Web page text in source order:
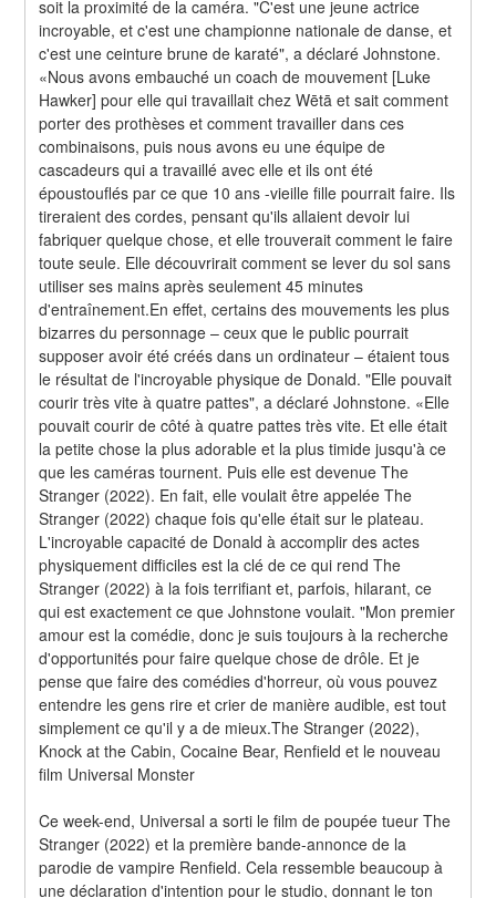
soit la proximité de la caméra. "C'est une jeune actrice
incroyable, et c'est une championne nationale de danse, et
c'est une ceinture brune de karaté", a déclaré Johnstone.
«Nous avons embauché un coach de mouvement [Luke
Hawker] pour elle qui travaillait chez Wētā et sait comment
porter des prothèses et comment travailler dans ces
combinaisons, puis nous avons eu une équipe de
cascadeurs qui a travaillé avec elle et ils ont été
époustouflés par ce que 10 ans -vieille fille pourrait faire. Ils
tireraient des cordes, pensant qu'ils allaient devoir lui
fabriquer quelque chose, et elle trouverait comment le faire
toute seule. Elle découvrirait comment se lever du sol sans
utiliser ses mains après seulement 45 minutes
d'entraînement.En effet, certains des mouvements les plus
bizarres du personnage – ceux que le public pourrait
supposer avoir été créés dans un ordinateur – étaient tous
le résultat de l'incroyable physique de Donald. "Elle pouvait
courir très vite à quatre pattes", a déclaré Johnstone. «Elle
pouvait courir de côté à quatre pattes très vite. Et elle était
la petite chose la plus adorable et la plus timide jusqu'à ce
que les caméras tournent. Puis elle est devenue The
Stranger (2022). En fait, elle voulait être appelée The
Stranger (2022) chaque fois qu'elle était sur le plateau.
L'incroyable capacité de Donald à accomplir des actes
physiquement difficiles est la clé de ce qui rend The
Stranger (2022) à la fois terrifiant et, parfois, hilarant, ce
qui est exactement ce que Johnstone voulait. "Mon premier
amour est la comédie, donc je suis toujours à la recherche
d'opportunités pour faire quelque chose de drôle. Et je
pense que faire des comédies d'horreur, où vous pouvez
entendre les gens rire et crier de manière audible, est tout
simplement ce qu'il y a de mieux.The Stranger (2022),
Knock at the Cabin, Cocaine Bear, Renfield et le nouveau
film Universal Monster
Ce week-end, Universal a sorti le film de poupée tueur The
Stranger (2022) et la première bande-annonce de la
parodie de vampire Renfield. Cela ressemble beaucoup à
une déclaration d'intention pour le studio, donnant le ton